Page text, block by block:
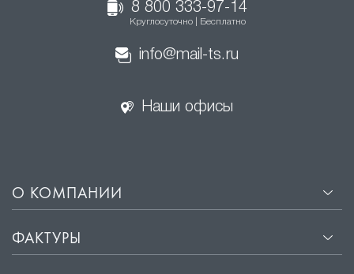
8 800 333-97-14
Круглосуточно | Бесплатно
info@mail-ts.ru
Наши офисы
О КОМПАНИИ
ФАКТУРЫ